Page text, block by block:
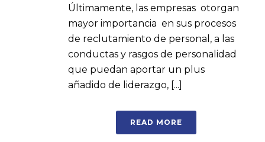
Últimamente, las empresas otorgan
mayor importancia en sus procesos
de reclutamiento de personal, a las
conductas y rasgos de personalidad
que puedan aportar un plus
añadido de liderazgo, [...]
READ MORE